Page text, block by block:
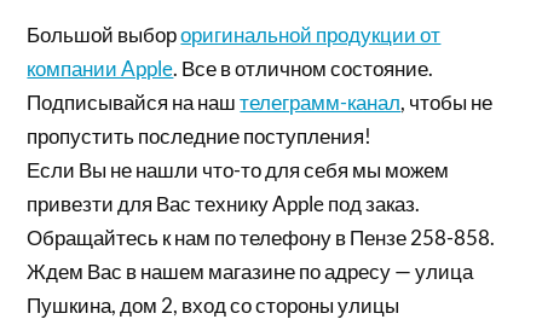
Большой выбороригинальной продукции от
компании Apple. Все в отличном состояние.
Подписывайся на наштелеграмм-канал, чтобы не
пропустить последние поступления!
Если Вы не нашли что-то для себя мы можем
привезти для Вас технику Apple под заказ.
Обращайтесь к нам по телефону в Пензе 258-858.
Ждем Вас в нашем магазине по адресу — улица
Пушкина, дом 2, вход со стороны улицы